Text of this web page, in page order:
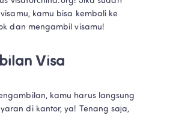
kamu bisa kembali ke
dan mengambil visamu!
Visa
kamu harus langsung
di kantor, ya! Tenang saja,